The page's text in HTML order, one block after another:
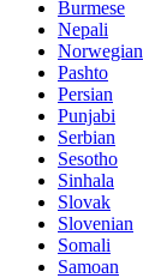
Burmese
Nepali
Norwegian
Pashto
Persian
Punjabi
Serbian
Sesotho
Sinhala
Slovak
Slovenian
Somali
Samoan